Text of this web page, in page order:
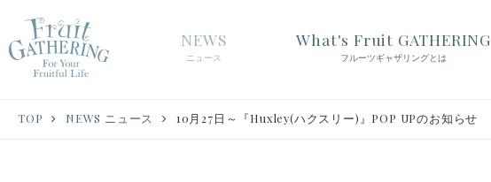
NEWS
ニュース
What's Fruit GATHERING
フルーツギャザリングとは
TOP NEWS ニュース 10月27日～『Huxley(ハクスリー)』POP UPのお知らせ